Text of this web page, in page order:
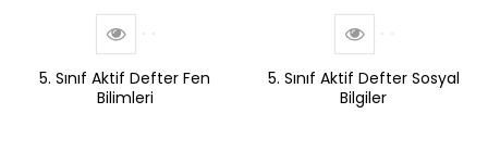
5. Sınıf Aktif Defter Fen
Bilimleri
5. Sınıf Aktif Defter Sosyal
Bilgiler